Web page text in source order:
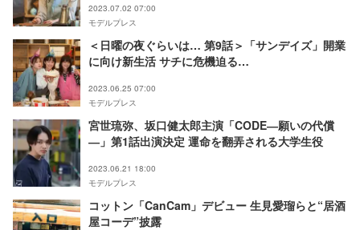
2023.07.02 07:00
モデルプレス
＜日曜の夜ぐらいは… 第9話＞「サンデイズ」開業
に向け新生活 サチに危機迫る…
2023.06.25 07:00
モデルプレス
宮世琉弥、坂口健太郎主演「CODE―願いの代償
―」第1話出演決定 運命を翻弄される大学生役
2023.06.21 18:00
モデルプレス
コットン「CanCam」デビュー 生見愛瑠らと“居酒
屋コーデ”披露